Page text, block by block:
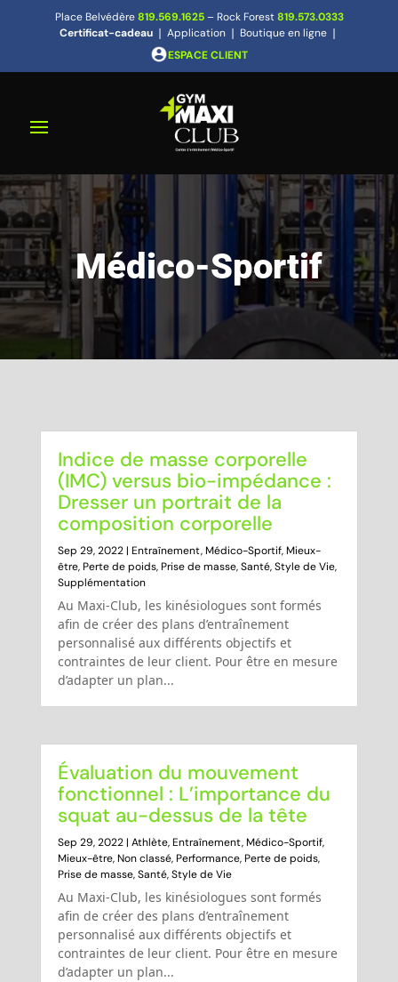
Place Belvédère819.569.1625– Rock Forest819.573.0333
Certificat-cadeau ❘ Application ❘ Boutique en ligne ❘
ESPACE CLIENT
Médico-Sportif
Indice de masse corporelle
(IMC) versus bio-impédance :
Dresser un portrait de la
composition corporelle
Sep 29, 2022| Entraînement,Médico-Sportif,Mieux-
être,Perte de poids,Prise de masse,Santé,Style de Vie,
Supplémentation
Au Maxi-Club, les kinésiologues sont formés
afin de créer des plans d’entraînement
personnalisé aux différents objectifs et
contraintes de leur client. Pour être en mesure
d’adapter un plan...
Évaluation du mouvement
fonctionnel : L’importance du
squat au-dessus de la tête
Sep 29, 2022| Athlète,Entraînement,Médico-Sportif,
Mieux-être,Non classé,Performance,Perte de poids,
Prise de masse,Santé,Style de Vie
Au Maxi-Club, les kinésiologues sont formés
afin de créer des plans d’entraînement
personnalisé aux différents objectifs et
contraintes de leur client. Pour être en mesure
d’adapter un plan...